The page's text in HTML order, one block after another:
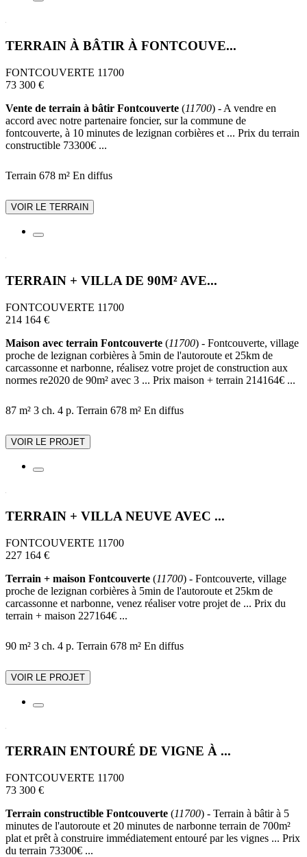
TERRAIN À BÂTIR À FONTCOUVE...
FONTCOUVERTE 11700
73 300 €
Vente de terrain à bâtir Fontcouverte (11700) - A vendre en
accord avec notre partenaire foncier, sur la commune de
fontcouverte, à 10 minutes de lezignan corbières et ... Prix du terrain
constructible 73300€ ...
Terrain 678 m² En diffus
VOIR LE TERRAIN
TERRAIN + VILLA DE 90M² AVE...
FONTCOUVERTE 11700
214 164 €
Maison avec terrain Fontcouverte (11700) - Fontcouverte, village
proche de lezignan corbières à 5min de l'autoroute et 25km de
carcassonne et narbonne, réalisez votre projet de construction aux
normes re2020 de 90m² avec 3 ... Prix maison + terrain 214164€ ...
87 m² 3 ch. 4 p. Terrain 678 m² En diffus
VOIR LE PROJET
TERRAIN + VILLA NEUVE AVEC ...
FONTCOUVERTE 11700
227 164 €
Terrain + maison Fontcouverte (11700) - Fontcouverte, village
proche de lezignan corbières à 5min de l'autoroute et 25km de
carcassonne et narbonne, venez réaliser votre projet de ... Prix du
terrain + maison 227164€ ...
90 m² 3 ch. 4 p. Terrain 678 m² En diffus
VOIR LE PROJET
TERRAIN ENTOURÉ DE VIGNE À ...
FONTCOUVERTE 11700
73 300 €
Terrain constructible Fontcouverte (11700) - Terrain à bâtir à 5
minutes de l'autoroute et 20 minutes de narbonne terrain de 700m²
plat et prêt à construire immédiatement entouré par les vignes ... Prix
du terrain 73300€ ...